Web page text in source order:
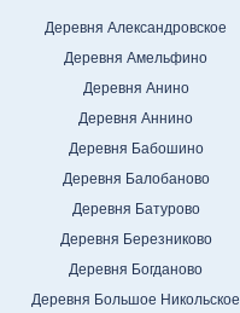
Деревня Александровское
Деревня Амельфино
Деревня Анино
Деревня Аннино
Деревня Бабошино
Деревня Балобаново
Деревня Батурово
Деревня Березниково
Деревня Богданово
Деревня Большое Никольское